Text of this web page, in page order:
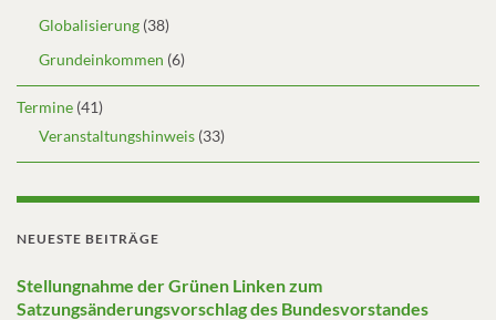
Globalisierung (38)
Grundeinkommen (6)
Termine (41)
Veranstaltungshinweis (33)
NEUESTE BEITRÄGE
Stellungnahme der Grünen Linken zum
Satzungsänderungsvorschlag des Bundesvorstandes